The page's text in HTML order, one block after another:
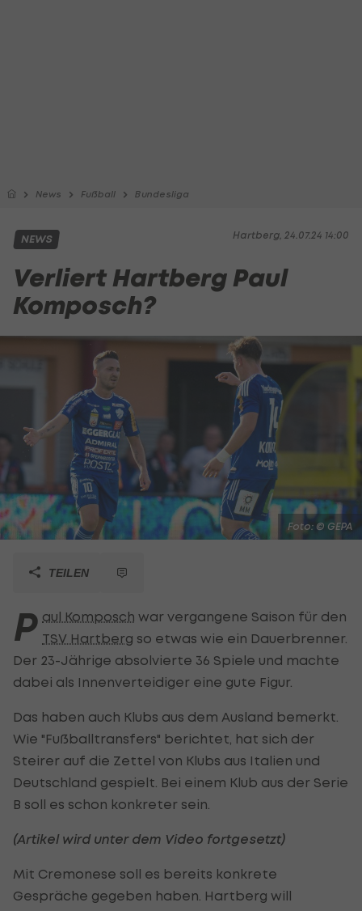
News Fußball Bundesliga
Hartberg, 24.07.24 14:00
NEWS
Verliert Hartberg Paul
Komposch?
Foto: © GEPA
TEILEN
P aul Komposch war vergangene Saison für den
TSV Hartberg so etwas wie ein Dauerbrenner.
Der 23-Jährige absolvierte 36 Spiele und machte
dabei als Innenverteidiger eine gute Figur.
Das haben auch Klubs aus dem Ausland bemerkt.
Wie "Fußballtransfers" berichtet, hat sich der
Steirer auf die Zettel von Klubs aus Italien und
Deutschland gespielt. Bei einem Klub aus der Serie
B soll es schon konkreter sein.
(Artikel wird unter dem Video fortgesetzt)
Mit Cremonese soll es bereits konkrete
Gespräche gegeben haben. Hartberg will